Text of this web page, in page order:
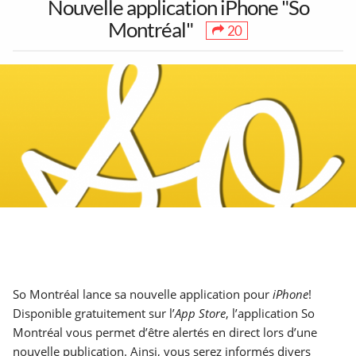
Contact
Ajouter un lieu/activité
English
Acheter abonnés Instagram et Facebook
Google Ads Click Fraud Protection and Prevention
Concerts
17
Festivals &
Marchés
104
Party & Nightlife
5 à 7 &
Réseautage
7
Théâtre &
Humour
Jeux &
Attractions
264
Déjeuners &
Brunch
Nouvelle application iPhone "So
Montréal"
20
So Montréal lance sa nouvelle application pour iPhone!
Disponible gratuitement sur l’App Store, l’application So
Montréal vous permet d’être alertés en direct lors d’une
nouvelle publication. Ainsi, vous serez informés divers